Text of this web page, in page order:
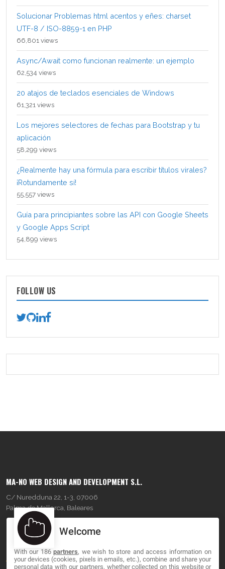
Solucionar Problemas html acentos y eñes: charset
UTF-8 / ISO-8859-1 en PHP
66,801 views
Async/Await como funcionan realmente: un ejemplo
62,534 views
20 atajos de teclados esenciales de Windows
61,321 views
Los mejores selectores de fechas para Bootstrap y tu
aplicación
58,299 views
¿Realmente hay una fórmula para escribir títulos virales?
¡Rotundamente sí!
55,557 views
Guía para principiantes sobre las API con Google Sheets
y Google Apps Script
54,899 views
FOLLOW US
MA-NO WEB DESIGN AND DEVELOPMENT S.L.
C/ Nuredduna 22, 1-3, 07006
Palma de Mallorca, Baleares
OUR COMPANY
About
Welcome
With our 186partners, we wish to store and access information on
your devices (cookies, pixels in emails, etc.), combine and share your
personal data with our partners, whether collected on this website or